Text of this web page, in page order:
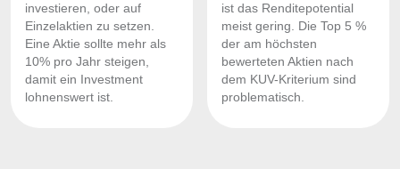
investieren, oder auf
Einzelaktien zu setzen.
Eine Aktie sollte mehr als
10% pro Jahr steigen,
damit ein Investment
lohnenswert ist.
ist das Renditepotential
meist gering. Die Top 5 %
der am höchsten
bewerteten Aktien nach
dem KUV-Kriterium sind
problematisch.